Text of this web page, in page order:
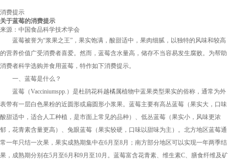
消费提示
关于蓝莓的消费提示
来源：中国食品科学技术学会
蓝莓被誉为“浆果之王”，果实饱满，酸甜适中，果肉细腻，以独特的风味和较高
的营养价值广受消费者喜爱。然而，蓝莓含水量高，储存不当容易发生腐败。为帮助
消费者科学选购并食用蓝莓，特作如下消费提示。
一、蓝莓是什么？
蓝莓（Vacciniumspp.）是杜鹃花科越橘属植物中蓝果类型果实的俗称，通常为外
表带有一层白色果粉的近圆形或扁圆形小浆果。蓝莓主要有高丛蓝莓（果实大，口味
酸甜适中，适合人工种植，是市面上常见的品种）、低丛蓝莓（果实小，风味更浓
郁，花青素含量更高）、兔眼蓝莓（果实较硬，口味以甜味为主）。北方地区蓝莓通
常一年只结一次果，果实成熟期集中在6月至8月；南方部分地区可以实现一年两季结
果，成熟期分别在5月至6月和9月至10月。蓝莓富含花青素、维生素C、膳食纤维及矿